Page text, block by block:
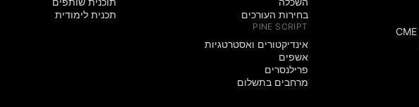
בחירות העורכים
PINE SCRIPT
אינדיקטורים ואסטרטגיות
אשפים
פרילנסרים
מרחבים בתשלום
תכנית לימודית